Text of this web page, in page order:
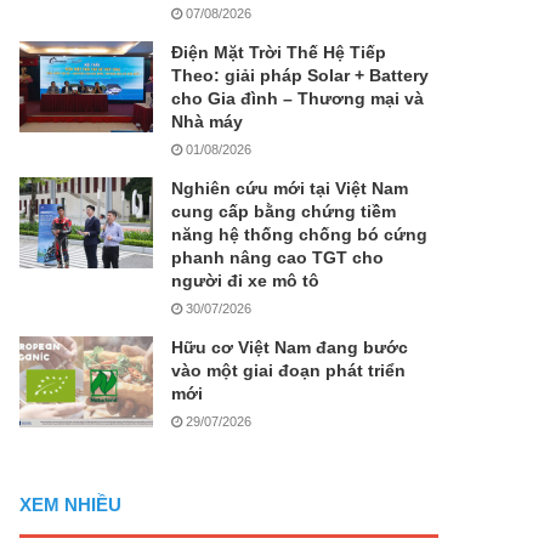
07/08/2026
Điện Mặt Trời Thế Hệ Tiếp
Theo: giải pháp Solar + Battery
cho Gia đình – Thương mại và
Nhà máy
01/08/2026
Nghiên cứu mới tại Việt Nam
cung cấp bằng chứng tiềm
năng hệ thống chống bó cứng
phanh nâng cao TGT cho
người đi xe mô tô
30/07/2026
Hữu cơ Việt Nam đang bước
vào một giai đoạn phát triển
mới
29/07/2026
XEM NHIỀU